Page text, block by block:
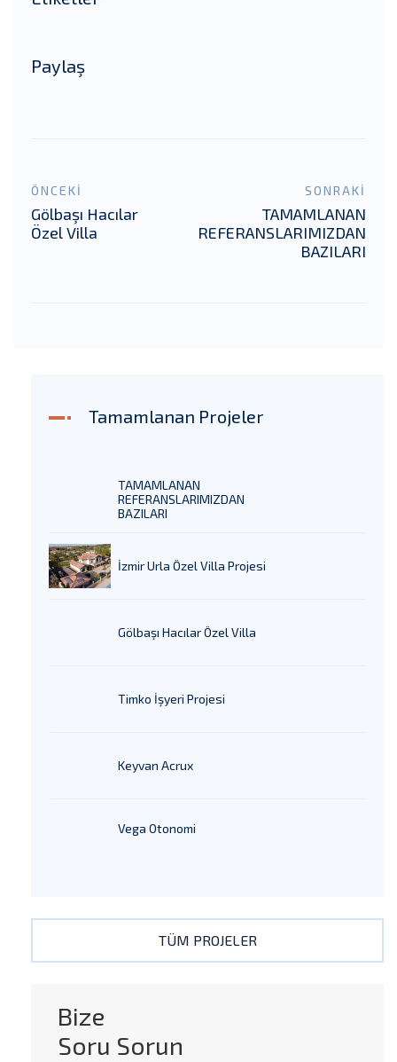
Paylaş
ÖNCEKİ
Gölbaşı Hacılar
Özel Villa
SONRAKİ
TAMAMLANAN
REFERANSLARIMIZDAN
BAZILARI
Tamamlanan Projeler
TAMAMLANAN
REFERANSLARIMIZDAN
BAZILARI
İzmir Urla Özel Villa Projesi
Gölbaşı Hacılar Özel Villa
Timko İşyeri Projesi
Keyvan Acrux
Vega Otonomi
TÜM PROJELER
Bize
Soru Sorun